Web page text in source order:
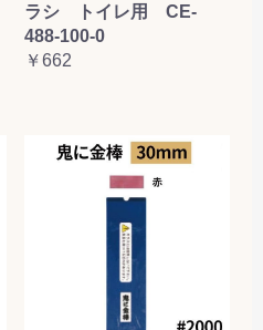
カートへ進む
ラシ トイレ用 CE-
488-100-0
￥662